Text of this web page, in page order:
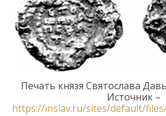
Печать князя Святослава
Источник –
https://inslav.ru/sites/default/files